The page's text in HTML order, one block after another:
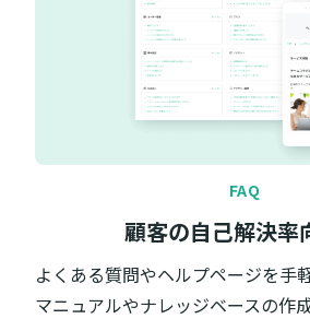
FAQ
顧客の自己解決率
よくある質問やヘルプページを手
マニュアルやナレッジベースの作